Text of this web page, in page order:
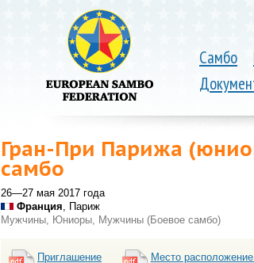
Самбо
Гран-При Парижа
самбо
26—27 мая 2017 года
Франция, Париж
Мужчины, Юниоры, Мужчины (Боевое самбо)
Приглашение Место